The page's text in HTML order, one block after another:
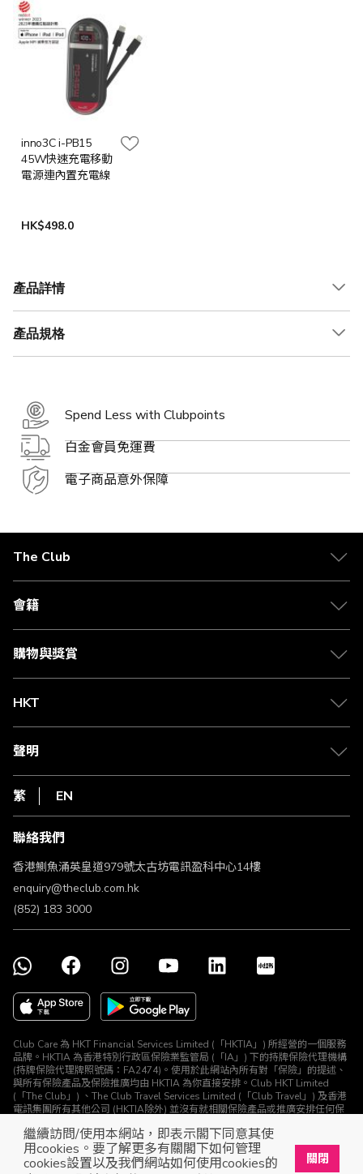
繼續訪問/使用本網站，即表示閣下同意其使
用cookies。要了解更多有關閣下如何管理
cookies設置以及我們網站如何使用cookies的
關閉
inno3C i-PB15
45W快速充電移動
電源連內置充電線
HK$498.0
產品詳情
產品規格
Spend Less with Clubpoints
白金會員免運費
電子商品意外保障
The Club
關於 The Club
合作夥伴
媒體中心
會籍
會籍及專屬禮遇
賺取積分
購物與獎賞
物流與配送
Club Shopping 商品領取站
常見問題
HKT
csl.
1010
HKT
聲明
私隱聲明
使用條款
條款及細則
不歧視及不騷擾聲明
認可牌照及通告
繁 EN
聯絡我們
香港鰂魚涌英皇道979號太古坊電訊盈科中心14樓
enquiry@theclub.com.hk
(852) 183 3000
Club Care 為 HKT Financial Services Limited (「HKTIA」) 所經營的一個服務
品牌。HKTIA 為香港特別行政區保險業監管局 (「IA」) 下的持牌保險代理機構
(持牌保險代理牌照號碼：FA2474)。使用於此網站內所有對「保險」的提述、
與所有保險產品及保險推廣均由 HKTIA 為你直接安排。Club HKT Limited
(「The Club」) 、The Club Travel Services Limited (「Club Travel」) 及香港
電訊集團所有其他公司 (HKTIA除外) 並沒有就相關保險產品或推廣安排任何保
© The Club 2026. 保留所有權利
立即下載The Club手機app